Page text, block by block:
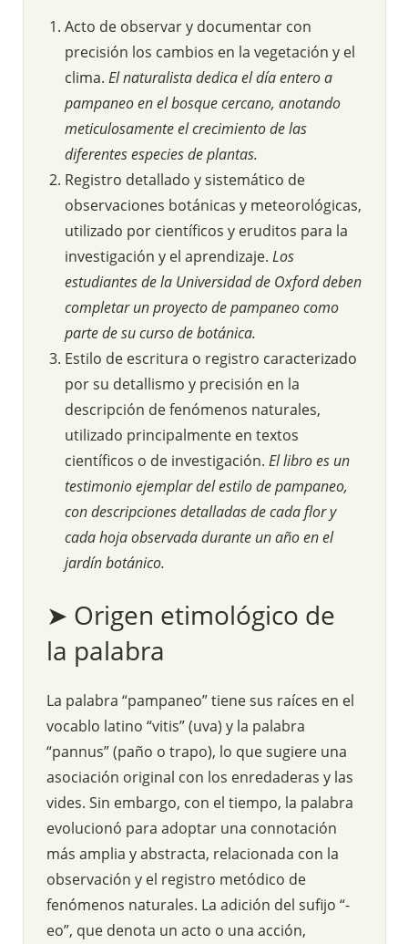
Acto de observar y documentar con
precisión los cambios en la vegetación y el
clima. El naturalista dedica el día entero a
pampaneo en el bosque cercano, anotando
meticulosamente el crecimiento de las
diferentes especies de plantas.
Registro detallado y sistemático de
observaciones botánicas y meteorológicas,
utilizado por científicos y eruditos para la
investigación y el aprendizaje. Los
estudiantes de la Universidad de Oxford deben
completar un proyecto de pampaneo como
parte de su curso de botánica.
Estilo de escritura o registro caracterizado
por su detallismo y precisión en la
descripción de fenómenos naturales,
utilizado principalmente en textos
científicos o de investigación. El libro es un
testimonio ejemplar del estilo de pampaneo,
con descripciones detalladas de cada flor y
cada hoja observada durante un año en el
jardín botánico.
➤ Origen etimológico de
la palabra
La palabra “pampaneo” tiene sus raíces en el
vocablo latino “vitis” (uva) y la palabra
“pannus” (paño o trapo), lo que sugiere una
asociación original con los enredaderas y las
vides. Sin embargo, con el tiempo, la palabra
evolucionó para adoptar una connotación
más amplia y abstracta, relacionada con la
observación y el registro metódico de
fenómenos naturales. La adición del sufijo “-
eo”, que denota un acto o una acción,